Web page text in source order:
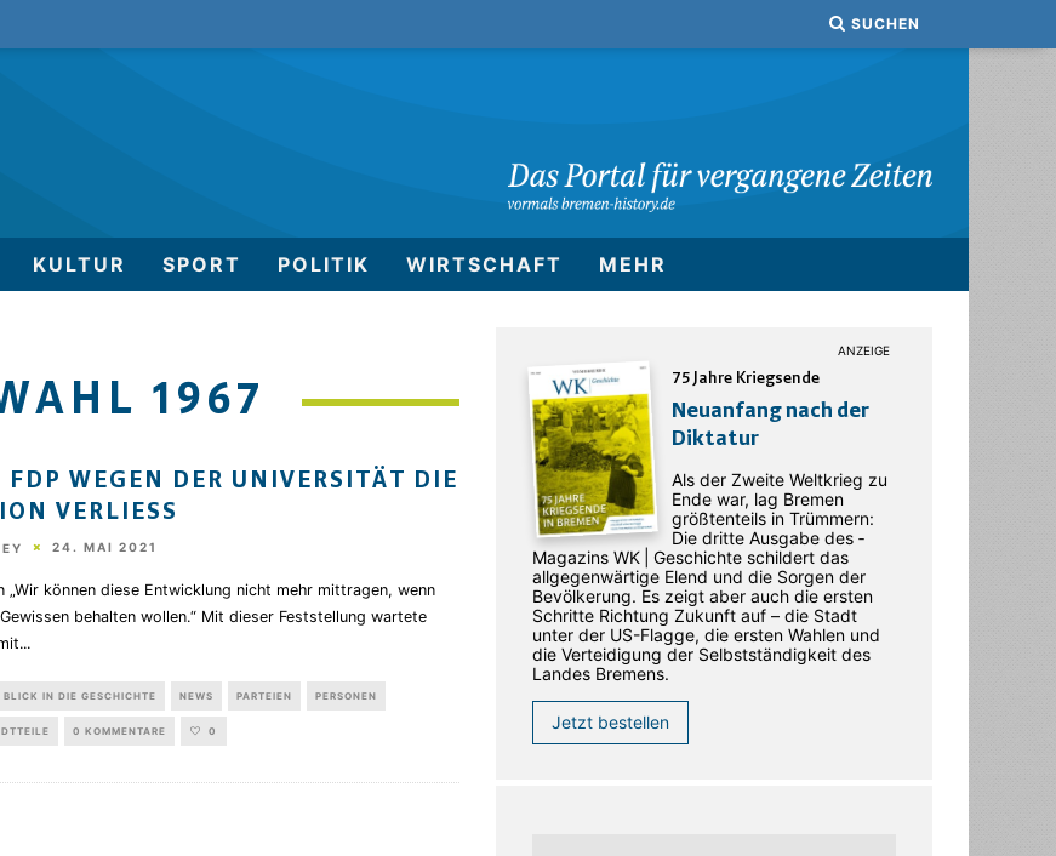
SUCHEN
KULTUR SPORT POLITIK WIRTSCHAFT MEHR
1967
FDP WEGEN DER UNIVERSITÄT DIE
VERLIESS
24. MAI 2021
„Wir können diese Entwicklung nicht mehr mittragen, wenn
behalten wollen.“ Mit dieser Feststellung wartete
...
BLICK IN DIE GESCHICHTE NEWS PARTEIEN PERSONEN
0 KOMMENTARE 0
75 Jahre Kriegsende
Neuanfang nach der
Diktatur
Als der Zweite Weltkrieg zu
Ende war, lag Bremen
größtenteils in Trümmern:
Die dritte Ausgabe des ­
Magazins WK | Geschichte schildert das
allgegenwärtige Elend und die Sorgen der
Bevölkerung. Es zeigt aber auch die ersten
Schritte Richtung Zukunft auf – die Stadt
unter der US-Flagge, die ersten Wahlen und
die Verteidigung der Selbstständigkeit des
Landes Bremens.
Jetzt bestellen